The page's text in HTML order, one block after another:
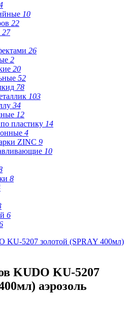
10
22
27
26
2
20
52
78
103
34
12
пластику 14
4
ZINC 9
10
8
6
KUDO KU-5207
аэрозоль